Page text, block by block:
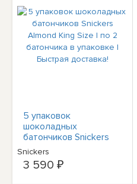
5 упаковок
шоколадных
батончиков Snickers
Almond King Size | по 2
батончика в упаковке |
Быстрая доставка!
Snickers
3 590 ₽